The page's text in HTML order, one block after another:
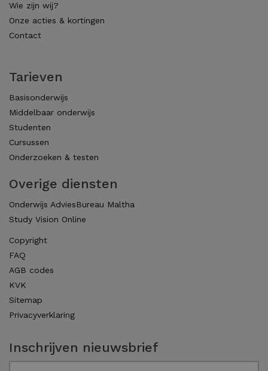
Wie zijn wij?
Onze acties & kortingen
Contact
Tarieven
Basisonderwijs
Middelbaar onderwijs
Studenten
Cursussen
Onderzoeken & testen
Overige diensten
Onderwijs AdviesBureau Maltha
Study Vision Online
Copyright
FAQ
AGB codes
KVK
Sitemap
Privacyverklaring
Inschrijven nieuwsbrief